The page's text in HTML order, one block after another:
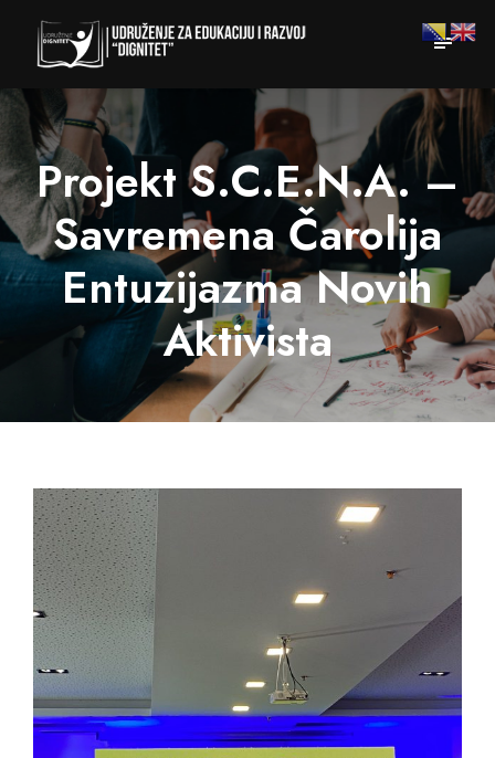
Projekt S.C.E.N.A. –
Savremena Čarolija
Entuzijazma Novih
Aktivista